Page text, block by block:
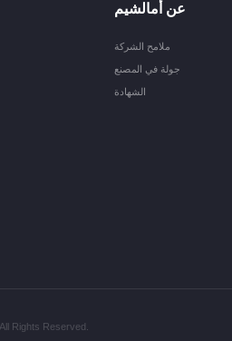
عن أمالشيم
ملامح الشركة
جولة في المصنع
الشهادة
Rights Reserved.